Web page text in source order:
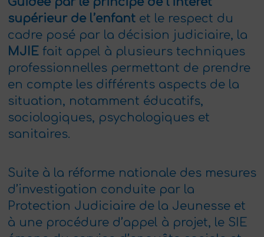
supérieur de l’enfant et le respect du
cadre posé par la décision judiciaire, la
MJIE fait appel à plusieurs techniques
professionnelles permettant de prendre
en compte les différents aspects de la
situation, notamment éducatifs,
sociologiques, psychologiques et
sanitaires.
Suite à la réforme nationale des mesures
d’investigation conduite par la
Protection Judiciaire de la Jeunesse et
à une procédure d’appel à projet, le SIE